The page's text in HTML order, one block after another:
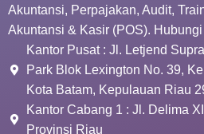
Akuntansi, Perpajakan, Audit,
Akuntansi & Kasir (POS).
Kantor Pusat : Jl. Letjend
Park Blok Lexington No. 39,
Kota Batam, Kepulauan Riau
Kantor Cabang 1 : Jl. Delima
Provinsi Riau